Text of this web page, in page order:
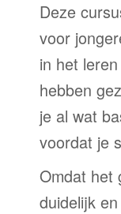
Deze
voor
in het
hebben
je al wat
voordat je
Omdat het
duidelijk